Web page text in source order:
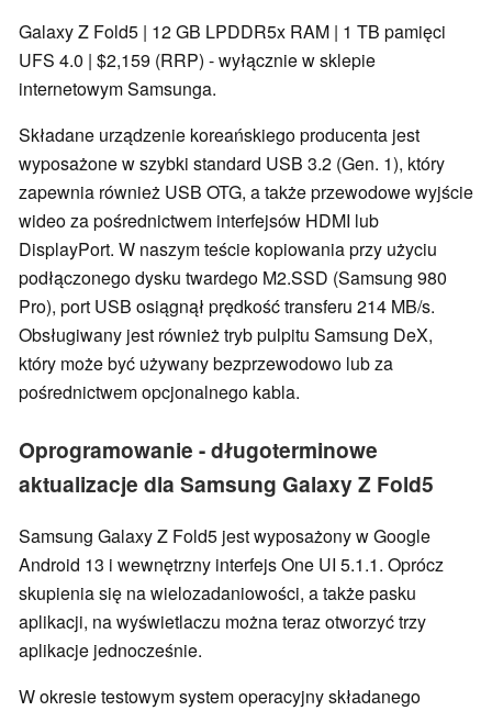
Galaxy Z Fold5 | 12 GB LPDDR5x RAM | 1 TB pamięci
UFS 4.0 | $2,159 (RRP) - wyłącznie w sklepie
internetowym Samsunga.
Składane urządzenie koreańskiego producenta jest
wyposażone w szybki standard USB 3.2 (Gen. 1), który
zapewnia również USB OTG, a także przewodowe wyjście
wideo za pośrednictwem interfejsów HDMI lub
DisplayPort. W naszym teście kopiowania przy użyciu
podłączonego dysku twardego M2.SSD (Samsung 980
Pro), port USB osiągnął prędkość transferu 214 MB/s.
Obsługiwany jest również tryb pulpitu Samsung DeX,
który może być używany bezprzewodowo lub za
pośrednictwem opcjonalnego kabla.
Oprogramowanie - długoterminowe
aktualizacje dla Samsung Galaxy Z Fold5
Samsung Galaxy Z Fold5 jest wyposażony w Google
Android 13 i wewnętrzny interfejs One UI 5.1.1. Oprócz
skupienia się na wielozadaniowości, a także pasku
aplikacji, na wyświetlaczu można teraz otworzyć trzy
aplikacje jednocześnie.
W okresie testowym system operacyjny składanego